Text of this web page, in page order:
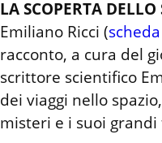
LA SCOPERTA DELLO
Emiliano Ricci (
racconto, a cura del
scrittore scientifico
dei viaggi nello
misteri e i suoi